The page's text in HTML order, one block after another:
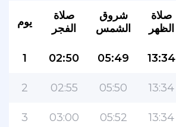
يوم
صلاة
الفجر
شروق
الشمس
صلاة
الظهر
1 02:50 05:49 13:34
2 02:55 05:50 13:34
3 03:00 05:52 13:34